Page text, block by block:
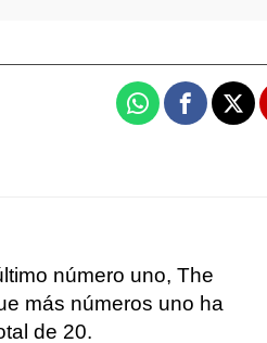
WhatsappFacebook
X
número uno, The
más números uno ha
de 20.